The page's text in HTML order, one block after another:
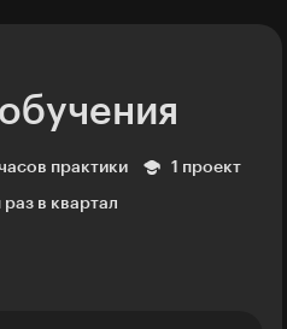
практики 1 проект
в квартал